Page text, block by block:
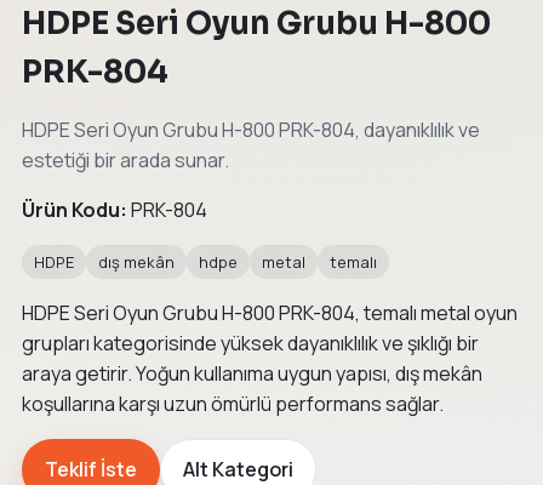
HDPE Seri Oyun Grubu H-800
PRK-804
HDPE Seri Oyun Grubu H-800 PRK-804, dayanıklılık ve
estetiği bir arada sunar.
Ürün Kodu: PRK-804
HDPE dış mekân hdpe metal temalı
HDPE Seri Oyun Grubu H-800 PRK-804, temalı metal oyun
grupları kategorisinde yüksek dayanıklılık ve şıklığı bir
araya getirir. Yoğun kullanıma uygun yapısı, dış mekân
koşullarına karşı uzun ömürlü performans sağlar.
Teklif İste Alt Kategori